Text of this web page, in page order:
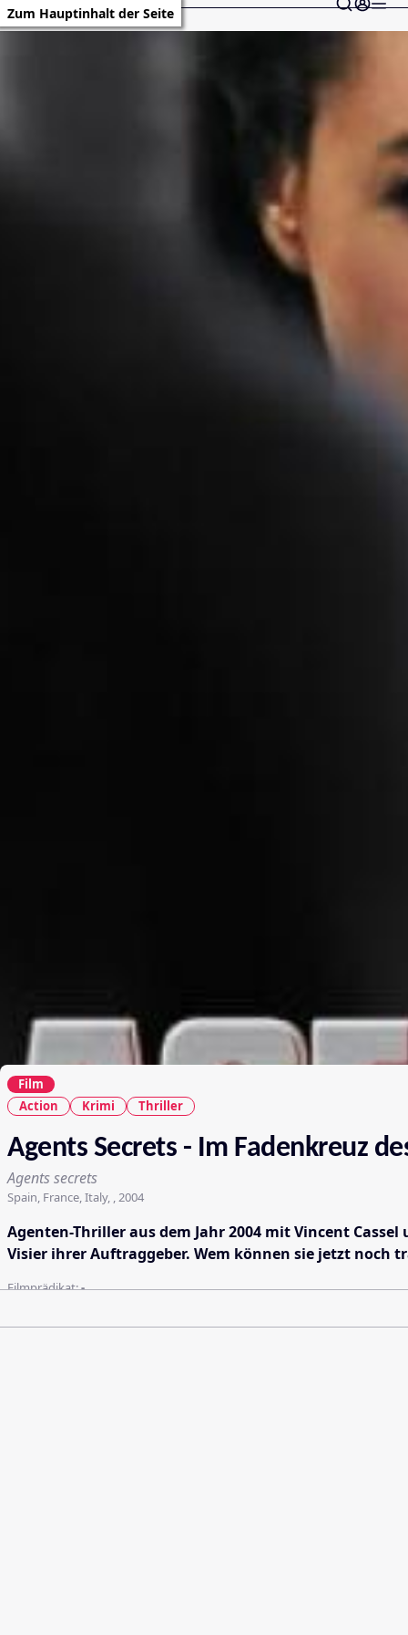
Zum Hauptinhalt der Seite
Film
Action
Krimi Thriller
Agents Secrets - Im Fadenkreuz
Agents secrets
Spain, France, Italy, , 2004
Agenten-Thriller aus dem Jahr 2004 mit Vincent
Visier ihrer Auftraggeber. Wem können sie jetzt noch
Filmprädikat:-